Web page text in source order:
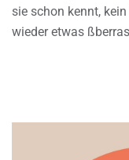
sie schon kennt,
wieder etwas